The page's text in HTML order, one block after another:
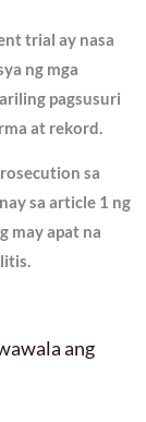
trial ay nasa
ng mga
pagsusuri
at rekord.
sa
sa article 1 ng
may apat na
ang